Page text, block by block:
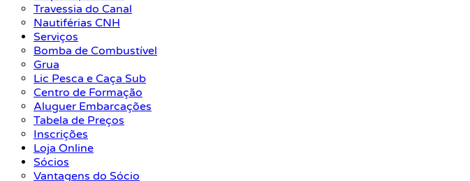
Travessia do Canal
Nautiférias CNH
Serviços
Bomba de Combustível
Grua
Lic Pesca e Caça Sub
Centro de Formação
Aluguer Embarcações
Tabela de Preços
Inscrições
Loja Online
Sócios
Vantagens do Sócio